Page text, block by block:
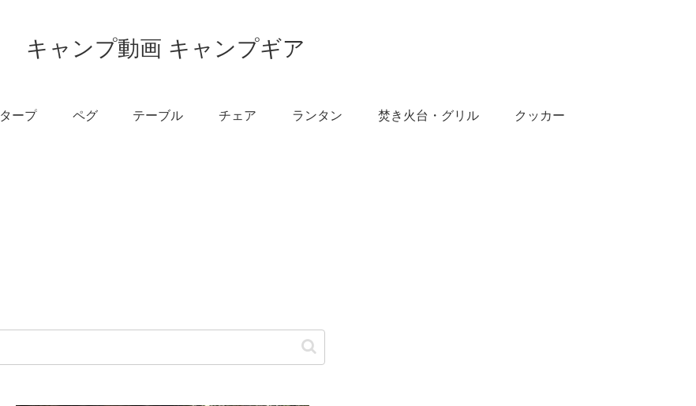
キャンプ動画 キャンプギア
タープ ペグ テーブル チェア ランタン 焚き火台・グリル クッカー